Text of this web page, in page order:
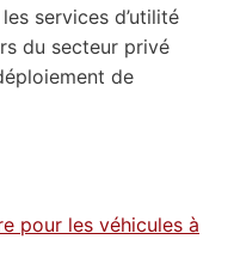
services d’utilité
du secteur privé
de
pour les véhicules à